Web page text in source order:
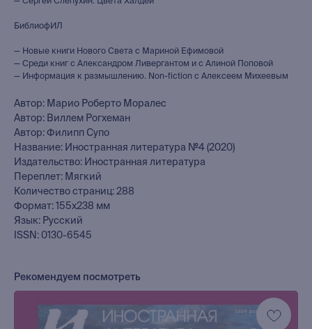
БиблиофИЛ
— Новые книги Нового Света с Мариной Ефимовой
— Среди книг с Александром Ливергантом и с Алиной Поповой
— Информация к размышлению. Non-fiction с Алексеем Михеевым
Автор: Марио Роберто Моралес
Автор: Виллем Рогхеман
Автор: Филипп Супо
Название: Иностранная литература №4 (2020)
Издательство: Иностранная литература
Переплет: Мягкий
Количество страниц: 288
Формат: 155х238 мм
Язык: Русский
ISSN: 0130-6545
Рекомендуем посмотреть